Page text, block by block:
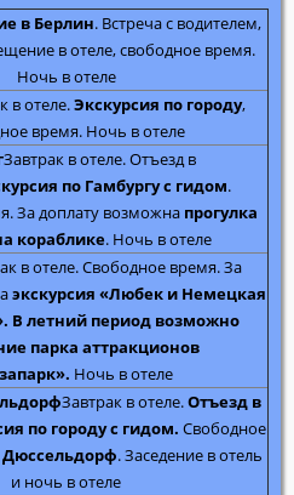
в Берлин. Встреча с водителем,
в отеле, свободное время.
Ночь в отеле
в отеле.Экскурсия по городу,
время. Ночь в отеле
Завтрак в отеле. Отъезд в
по Гамбургу с гидом.
За доплату возможна прогулка
кораблике. Ночь в отеле
в отеле. Свободное время. За
экскурсия «Любек и Немецкая
В летний период возможно
парка аттракционов
Ночь в отеле
Завтрак в отеле.Отъезд в
по городу с гидом. Свободное
Дюссельдорф. Заседение в отель
и ночь в отеле